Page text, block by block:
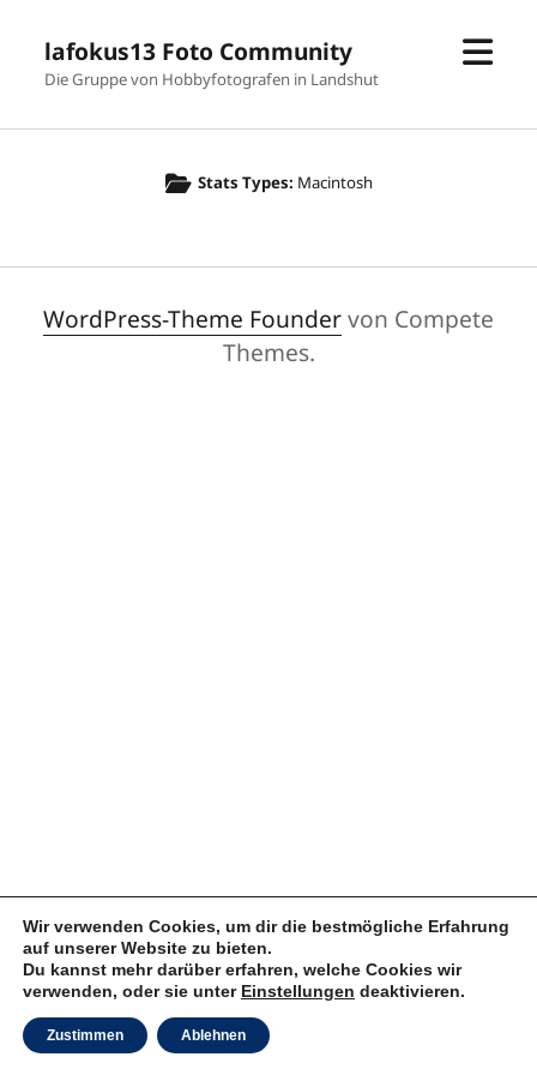
lafokus13 Foto Community
Die Gruppe von Hobbyfotografen in Landshut
Stats Types: Macintosh
WordPress-Theme Foundervon Compete
Themes.
Wir verwenden Cookies, um dir die bestmögliche Erfahrung
auf unserer Website zu bieten.
Du kannst mehr darüber erfahren, welche Cookies wir
verwenden, oder sie unter Einstellungen deaktivieren.
Zustimmen Ablehnen